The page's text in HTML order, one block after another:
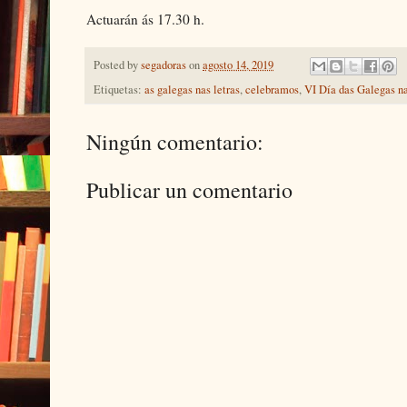
Actuarán ás 17.30 h.
Posted bysegadorasonagosto 14, 2019
Etiquetas: as galegas nas letras,celebramos,VI Día das Galegas
Ningún comentario:
Publicar un comentario